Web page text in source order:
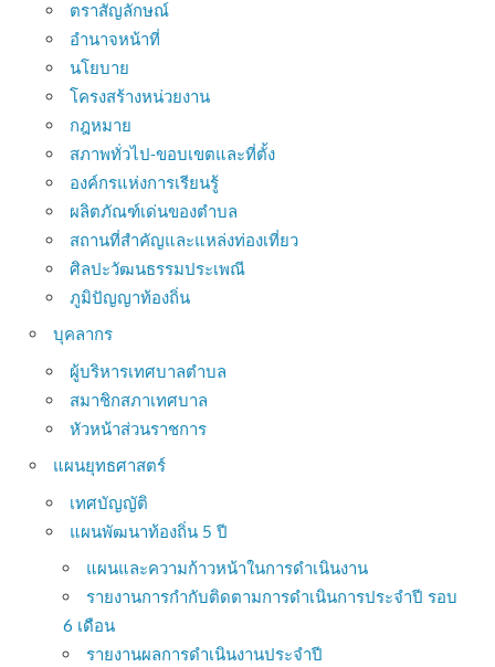
ตราสัญลักษณ์
อำนาจหน้าที่
นโยบาย
โครงสร้างหน่วยงาน
กฎหมาย
สภาพทั่วไป-ขอบเขตและที่ตั้ง
องค์กรแห่งการเรียนรู้
ผลิตภัณฑ์เด่นของตำบล
สถานที่สำคัญและแหล่งท่องเที่ยว
ศิลปะวัฒนธรรมประเพณี
ภูมิปัญญาท้องถิ่น
บุคลากร
ผู้บริหารเทศบาลตำบล
สมาชิกสภาเทศบาล
หัวหน้าส่วนราชการ
แผนยุทธศาสตร์
เทศบัญญัติ
แผนพัฒนาท้องถิ่น 5 ปี
แผนและความก้าวหน้าในการดำเนินงาน
รายงานการกำกับติดตามการดำเนินการประจำปี รอบ
6 เดือน
รายงานผลการดำเนินงานประจำปี